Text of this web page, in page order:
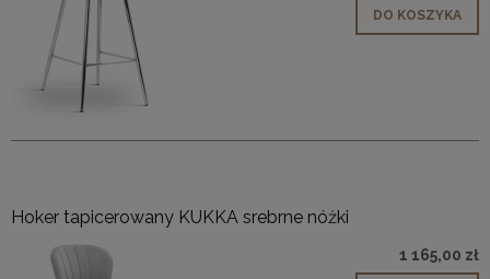
DO KOSZYKA
Hoker tapicerowany KUKKA srebrne nóżki
1 165,00 zł